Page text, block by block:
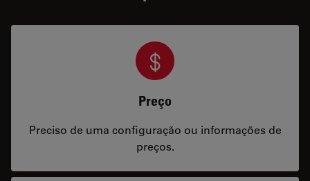
Preço
Preciso de uma configuração ou informações de
preços.